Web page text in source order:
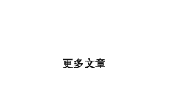
更多文章